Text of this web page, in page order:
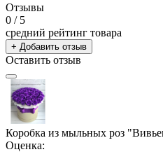
Отзывы
0 / 5
средний рейтинг товара
+ Добавить отзыв
Оставить отзыв
Коробка из мыльных роз
Оценка: